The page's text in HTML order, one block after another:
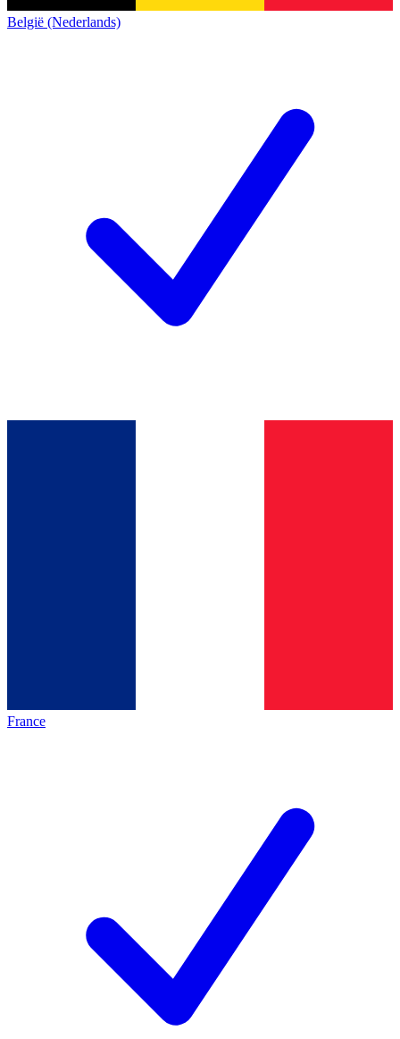
België (Nederlands)
France